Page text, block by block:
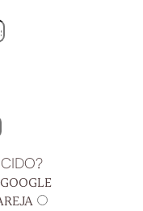
GOOGLE